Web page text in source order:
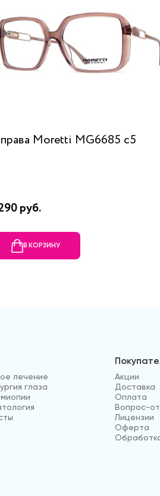
Moretti MG6685 c5
руб.
В КОРЗИНУ
лечение
глаза
Акции
Доставка
Оплата
Вопрос-
Лицензии
Оферта